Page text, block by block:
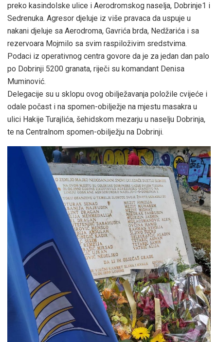
preko kasindolske ulice i Aerodromskog naselja, Dobrinje1 i
Sedrenuka. Agresor djeluje iz više pravaca da uspuje u
nakani djeluje sa Aerodroma, Gavrića brda, Nedžarića i sa
rezervoara Mojmilo sa svim raspiloživim sredstvima.
Podaci iz operativnog centra govore da je za jedan dan palo
po Dobrinji 5200 granata, riječi su komandant Denisa
Muminović.
Delegacije su u sklopu ovog obilježavanja položile cvijeće i
odale počast i na spomen-obilježje na mjestu masakra u
ulici Hakije Turajlića, šehidskom mezarju u naselju Dobrinja,
te na Centralnom spomen-obilježju na Dobrinji.